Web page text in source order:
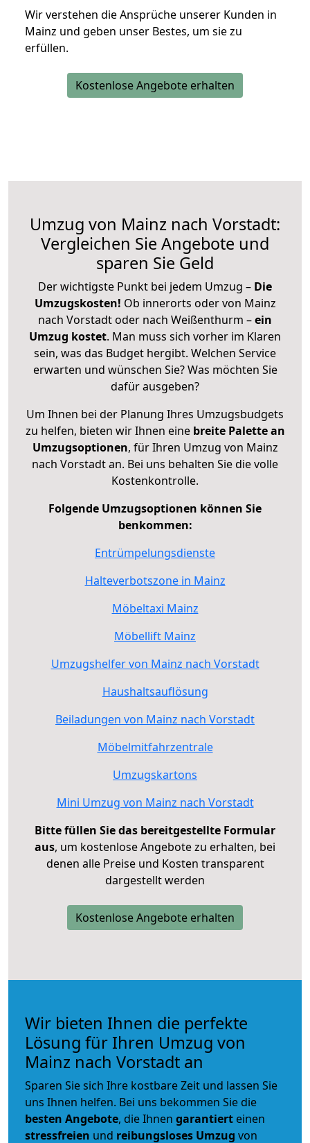
Wir verstehen die Ansprüche unserer Kunden in
Mainz und geben unser Bestes, um sie zu
erfüllen.
Kostenlose Angebote erhalten
Umzug von Mainz nach Vorstadt:
Vergleichen Sie Angebote und
sparen Sie Geld
Der wichtigste Punkt bei jedem Umzug – Die
Umzugskosten! Ob innerorts oder von Mainz
nach Vorstadt oder nach Weißenthurm –ein
Umzug kostet. Man muss sich vorher im Klaren
sein, was das Budget hergibt. Welchen Service
erwarten und wünschen Sie? Was möchten Sie
dafür ausgeben?
Um Ihnen bei der Planung Ihres Umzugsbudgets
zu helfen, bieten wir Ihnen eine breite Palette an
Umzugsoptionen, für Ihren Umzug von Mainz
nach Vorstadt an. Bei uns behalten Sie die volle
Kostenkontrolle.
Folgende Umzugsoptionen können Sie
benkommen:
Entrümpelungsdienste
Halteverbotszone in Mainz
Möbeltaxi Mainz
Möbellift Mainz
Umzugshelfer von Mainz nach Vorstadt
Haushaltsauflösung
Beiladungen von Mainz nach Vorstadt
Möbelmitfahrzentrale
Umzugskartons
Mini Umzug von Mainz nach Vorstadt
Bitte füllen Sie das bereitgestellte Formular
aus, um kostenlose Angebote zu erhalten, bei
denen alle Preise und Kosten transparent
dargestellt werden
Kostenlose Angebote erhalten
Wir bieten Ihnen die perfekte
Lösung für Ihren Umzug von
Mainz nach Vorstadt an
Sparen Sie sich Ihre kostbare Zeit und lassen Sie
uns Ihnen helfen. Bei uns bekommen Sie die
besten Angebote, die Ihnen garantiert einen
stressfreien und reibungsloses Umzug von